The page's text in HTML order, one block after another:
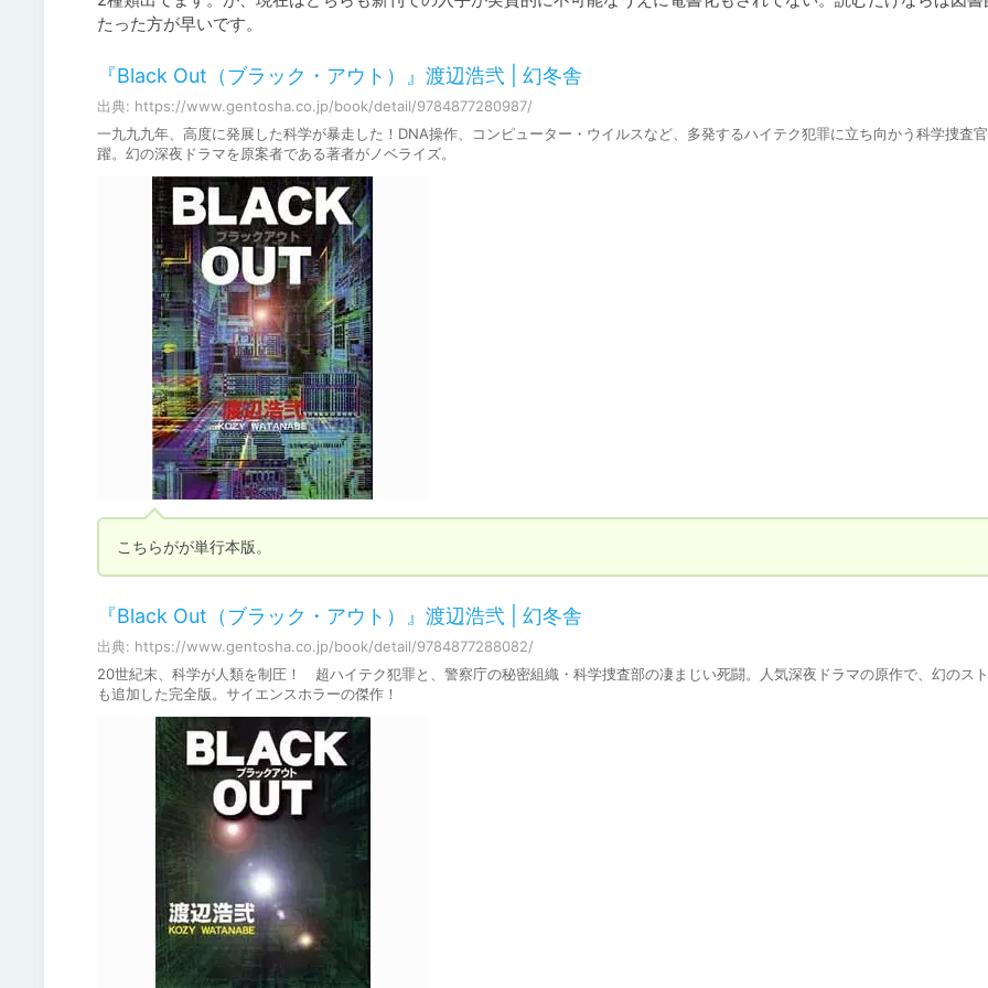
たった方が早いです。
『Black Out（ブラック・アウト）』渡辺浩弐 | 幻冬舎
出典: https://www.gentosha.co.jp/book/detail/9784877280987/
一九九九年、高度に発展した科学が暴走した！DNA操作、コンピューター・ウイルスなど、多発するハイテク犯罪に立ち向かう科学捜査
躍。幻の深夜ドラマを原案者である著者がノベライズ。
こちらがが単行本版。
『Black Out（ブラック・アウト）』渡辺浩弐 | 幻冬舎
出典: https://www.gentosha.co.jp/book/detail/9784877288082/
20世紀末、科学が人類を制圧！ 超ハイテク犯罪と、警察庁の秘密組織・科学捜査部の凄まじい死闘。人気深夜ドラマの原作で、幻のス
も追加した完全版。サイエンスホラーの傑作！